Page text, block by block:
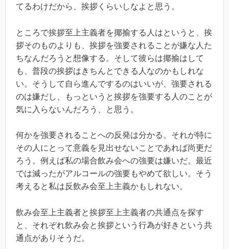
てるわけだから、挨拶くらいしなよと思う。
ところで挨拶至上主義者を揶揄する人はというと、挨
拶そのものよりも、挨拶を強要されることが嫌な人た
ちなんだろうと想像する。そして彼らは揶揄はして
も、普段の挨拶はきちんとできる人なのかもしれな
い。そうして自ら進んでするのはいいが、強要される
のは嫌だし、もっというと挨拶を強要する人のことが
気に入らないんだろう、と思う。
何かを強要されることへの反発は分かる。それが特に
その人にとって意義を見出せないことであれば尚更だ
ろう。例えば私の場合飲み会への強要は嫌いだ。最近
では減ったがアルコールの強要もやめて欲しい。そう
考えると私は反飲み会至上主義かもしれない。
飲み会至上主義者と挨拶至上主義者の共通点を探す
と、それぞれ飲み会と挨拶という行為が好きという共
通点がありそうだ。